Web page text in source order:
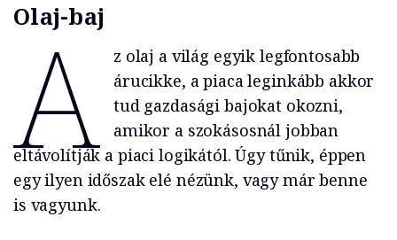
Olaj-baj
A
z olaj a világ egyik legfontosabb
árucikke, a piaca leginkább akkor
tud gazdasági bajokat okozni,
amikor a szokásosnál jobban
eltávolítják a piaci logikától. Úgy tűnik, éppen
egy ilyen időszak elé nézünk, vagy már benne
is vagyunk.